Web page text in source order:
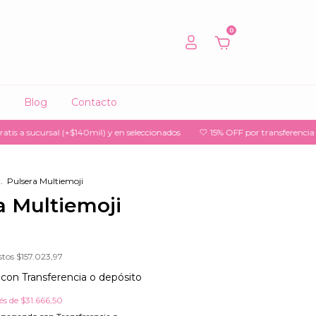
0
Blog Contacto
(+$140mil) y en seleccionados 🤍 15% OFF por transferencia 🤍 3
. Pulsera Multiemoji
Multiemoji
$157.023,97
con Transferencia o depósito
de $31.666,50